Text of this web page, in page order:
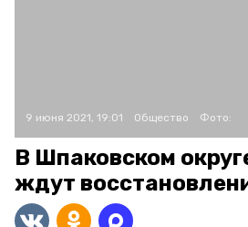
9 июня 2021, 19:01 Общество Фото:
В Шпаковском
ждут